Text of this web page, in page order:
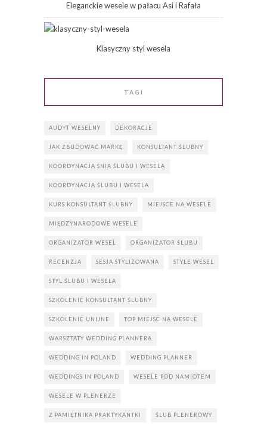
Eleganckie wesele w pałacu Asi i Rafała
Klasyczny styl wesela
TAGI
AUDYT WESELNY DEKORACJE
JAK ZBUDOWAĆ MARKĘ KONSULTANT ŚLUBNY
KOORDYNACJA SNIA ŚLUBU I WESELA
KOORDYNACJA ŚLUBU I WESELA
KURS KONSULTANT ŚLUBNY MIEJSCE NA WESELE
MIĘDZYNARODOWE WESELE
ORGANIZATOR WESEL ORGANIZATOR ŚLUBU
RECENZJA SESJA STYLIZOWANA STYLE WESEL
STYL ŚLUBU I WESELA
SZKOLENIE KONSULTANT ŚLUBNY
SZKOLENIE UNIJNE TOP MIEJSC NA WESELE
WARSZTATY WEDDING PLANNERA
WEDDING IN POLAND WEDDING PLANNER
WEDDINGS IN POLAND WESELE POD NAMIOTEM
WESELE W PLENERZE
Z PAMIĘTNIKA PRAKTYKANTKI ŚLUB PLENEROWY